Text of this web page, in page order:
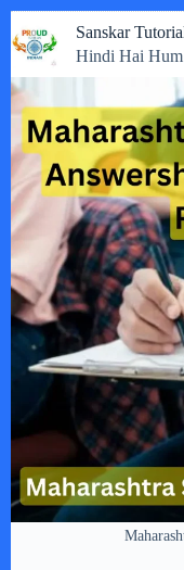
to
content
Sanskar
Hindi Hai